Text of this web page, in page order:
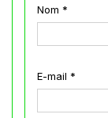
Nom *
E-mail *